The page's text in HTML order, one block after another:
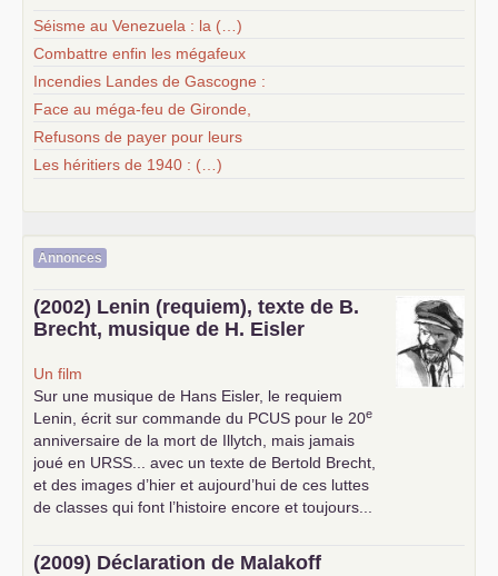
Séisme au Venezuela : la (…)
Combattre enfin les mégafeux
Incendies Landes de Gascogne :
Face au méga-feu de Gironde,
Refusons de payer pour leurs
Les héritiers de 1940 : (…)
Annonces
(2002) Lenin (requiem), texte de B.
Brecht, musique de H. Eisler
Un film
Sur une musique de Hans Eisler, le requiem
Lenin, écrit sur commande du PCUS pour le 20e
anniversaire de la mort de Illytch, mais jamais
joué en URSS ... avec un texte de Bertold Brecht,
et des images d’hier et aujourd’hui de ces luttes
de classes qui font l’histoire encore et toujours...
(2009) Déclaration de Malakoff